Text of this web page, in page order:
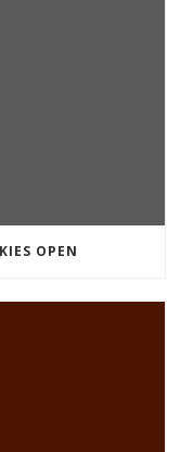
OPEN